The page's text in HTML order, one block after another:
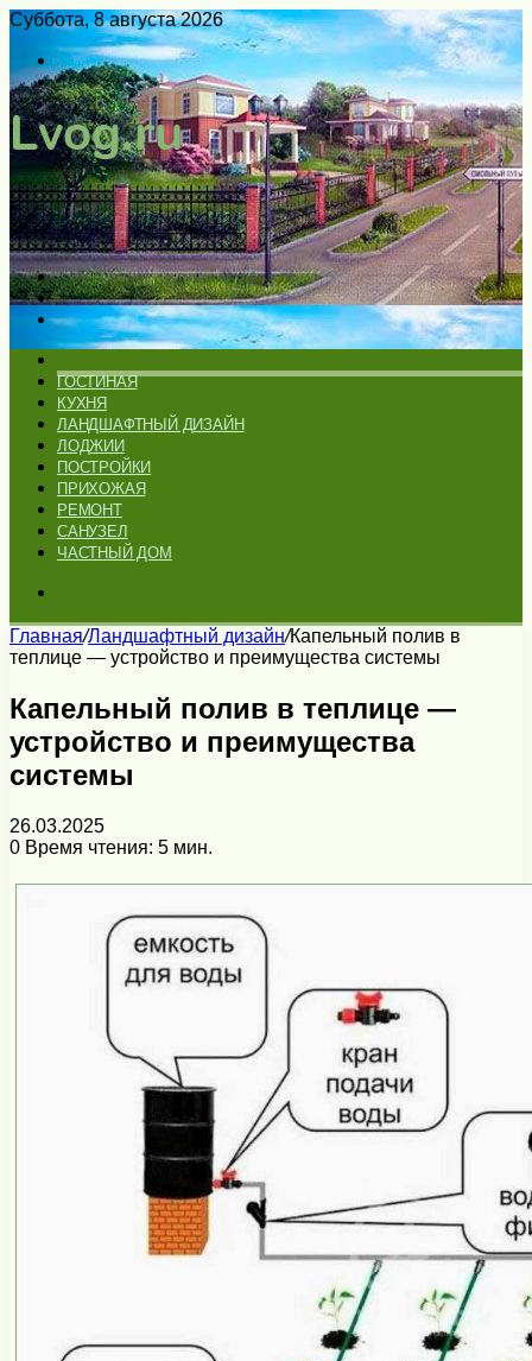
Суббота, 8 августа 2026
Войти
Switch
skin
Меню
Искать
Switch
skin
ГОСТИНАЯ
КУХНЯ
ЛАНДШАФТНЫЙ ДИЗАЙН
ЛОДЖИИ
ПОСТРОЙКИ
ПРИХОЖАЯ
РЕМОНТ
САНУЗЕЛ
ЧАСТНЫЙ ДОМ
Главная/Ландшафтный дизайн/Капельный полив в
теплице — устройство и преимущества системы
Капельный полив в теплице —
устройство и преимущества
системы
26.03.2025
0 Время чтения: 5 мин.